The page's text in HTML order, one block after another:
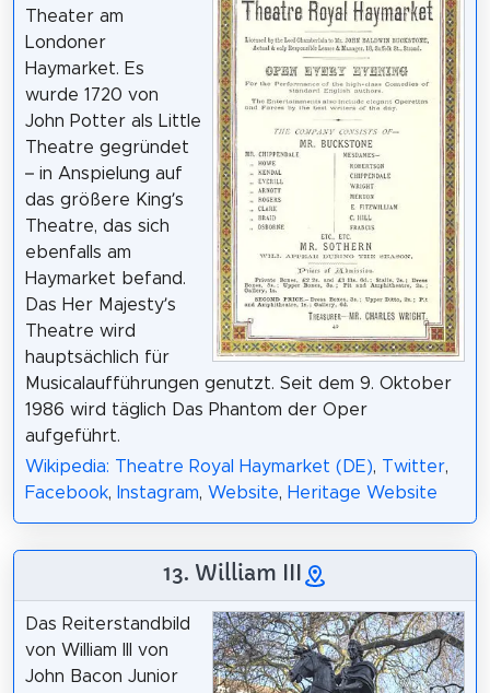
Theater am
Londoner
Haymarket. Es
wurde 1720 von
John Potter als Little
Theatre gegründet
– in Anspielung auf
das größere King’s
Theatre, das sich
ebenfalls am
Haymarket befand.
Das Her Majesty’s
Theatre wird
hauptsächlich für
Musicalaufführungen genutzt. Seit dem 9. Oktober
1986 wird täglich Das Phantom der Oper
aufgeführt.
Wikipedia: Theatre Royal Haymarket (DE), Twitter,
Facebook, Instagram, Website, Heritage Website
13. William III
Das Reiterstandbild
von William III von
John Bacon Junior